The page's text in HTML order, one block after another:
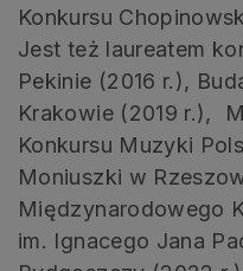
Konkursu
Jest też laureatem
Pekinie (2016 r.),
Krakowie (2019 r.),
Konkursu Muzyki
Moniuszki w
Międzynarodowego
im. Ignacego Jana